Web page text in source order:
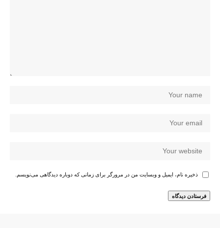
ذخیره نام، ایمیل و وبسایت من در مرورگر برای زمانی که دوباره دیدگاهی می‌نویسم.